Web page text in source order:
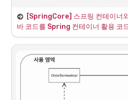
여 리팩토링한다.
기존 코드 AppConfig.java
Spring Container에 빈을 등록하
[SpringCore] 스프링 컨테이너
바 코드를 Spring 컨테이너 활용 코